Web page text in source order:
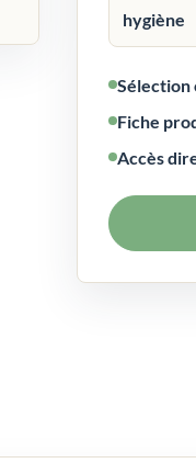
hygiène
Sélection
Fiche
Accès